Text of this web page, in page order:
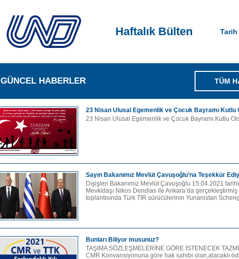
Haftalık Bülten Tarih
GÜNCEL HABERLER TÜM
23 Nisan Ulusal Egemenlik ve Çocuk Bayramı Kutlu
23 Nisan Ulusal Egemenlik ve Çocuk Bayramı Kutlu
Sayın Bakanımız Mevlüt Çavuşoğlu’na Teşekkür
Dışişleri Bakanımız Mevlüt Çavuşoğlu 15.04.2021
Mevkidaşı Nikos Dendias ile Ankara’da gerçekleştirmiş
toplantısında Türk TIR sürücülerinin Yunanistan
Bunları Biliyor musunuz?
TAŞIMA SÖZLEŞMELERİNE GÖRE İSTENECEK
CMR Konvansiyonuna göre hak sahibi olan,alacaklı